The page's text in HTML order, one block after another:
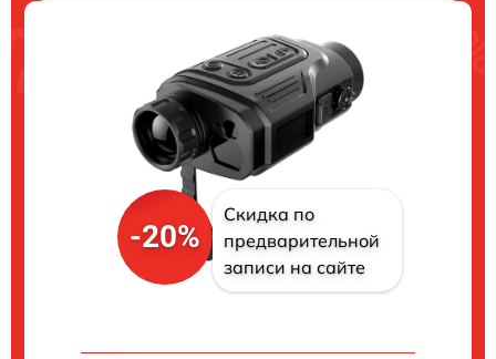
-20%
Скидка по
предварительной
записи на сайте